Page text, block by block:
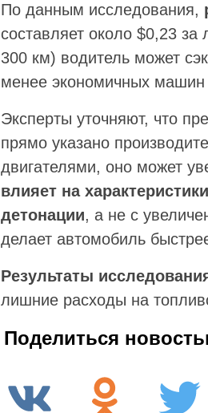
По данным исследования,
составляет около $0,23
300 км) водитель может
менее экономичных машин
Эксперты уточняют, что
прямо указано
двигателями, оно может
влияет на характеристики
детонации, а не с
делает автомобиль
Результаты
лишние расходы на
Поделиться